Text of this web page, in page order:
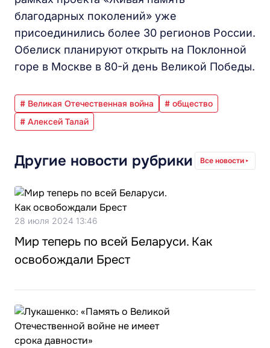
благодарных поколений» уже
присоединились более 30 регионов России.
Обелиск планируют открыть на Поклонной
горе в Москве в 80-й день Великой Победы.
# Великая Отечественная война
# общество
# Алексей Талай
Другие новости рубрики Все новости
28 июля 2024 13:46
Мир теперь по всей Беларуси. Как
освобождали Брест